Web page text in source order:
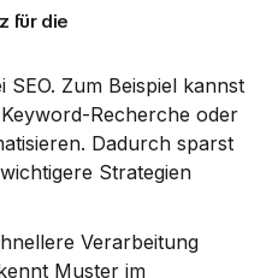
für die
Zum Beispiel kannst
Recherche oder
Dadurch sparst
Strategien
Verarbeitung
Muster im